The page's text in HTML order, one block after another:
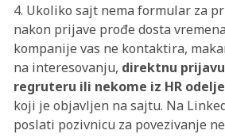
4. Ukoliko sajt nema formular za
nakon prijave prođe dosta
kompanije vas ne kontaktira,
na interesovanju, direktnu
regruteru ili nekome iz HR
koji je objavljen na sajtu. Na
poslati pozivnicu za povezivanje